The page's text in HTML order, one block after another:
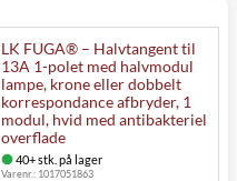
LK FUGA® – Halvtangent til
13A 1-polet med halvmodul
lampe, krone eller dobbelt
korrespondance afbryder, 1
modul, hvid med antibakteriel
overflade
40+ stk. på lager
Varenr.: 1017051863